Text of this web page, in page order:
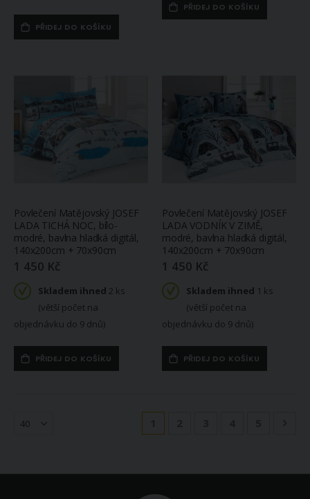
PŘIDEJ DO KOŠÍKU
PŘIDEJ DO KOŠÍKU
Povlečení Matějovský JOSEF
LADA TICHÁ NOC, bílo-
modré, bavlna hladká digitál,
140x200cm + 70x90cm
1 450 Kč
Skladem ihned 2 ks
(větší počet na
objednávku do 9 dnů)
PŘIDEJ DO KOŠÍKU
Povlečení Matějovský JOSEF
LADA VODNÍK V ZIMĚ,
modré, bavlna hladká digitál,
140x200cm + 70x90cm
1 450 Kč
Skladem ihned 1 ks
(větší počet na
objednávku do 9 dnů)
PŘIDEJ DO KOŠÍKU